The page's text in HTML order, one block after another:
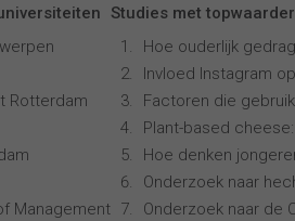
Rotterdam
Management
Studies met
Hoe ouderlijk
Invloed Instagram
Factoren die
Plant-based
Hoe denken
Onderzoek naar
Onderzoek naar de